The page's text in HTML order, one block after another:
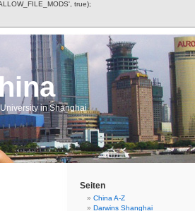
true);
in Shanghai
Seiten
China A-Z
Darwins Shanghai